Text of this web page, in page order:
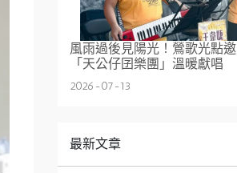
風雨過後見陽光！鶯歌光點邀
「天公仔囝樂團」溫暖獻唱
2026-07-13
最新文章